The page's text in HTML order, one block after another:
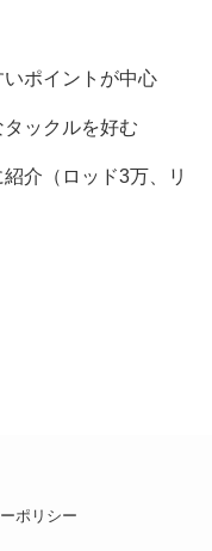
いポイントが中心
タックルを好む
介（ロッド3万、リ
ポリシー